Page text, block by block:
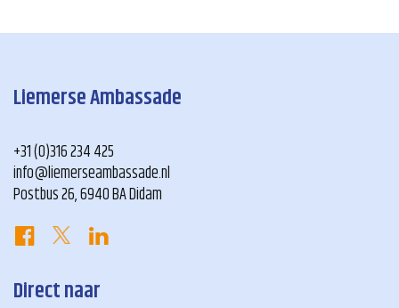
Liemerse Ambassade
+31 (0)316 234 425
info@liemerseambassade.nl
Postbus 26, 6940 BA Didam
Direct naar